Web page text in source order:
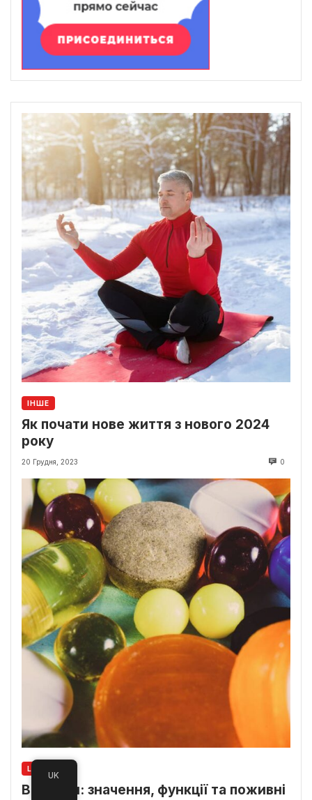
ІНШЕ
Як почати нове життя з нового 2024
року
20 Грудня, 2023 0
LIFESTYLE
Вітаміни: значення, функції та поживні
UK